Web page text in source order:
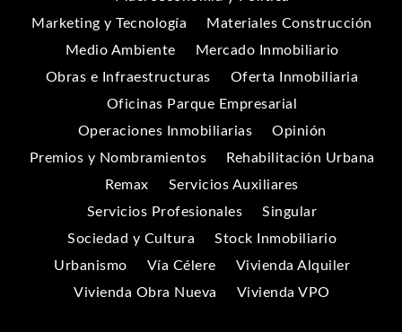
Marketing y Tecnología
Materiales Construcción
Medio Ambiente
Mercado Inmobiliario
Obras e Infraestructuras
Oferta Inmobiliaria
Oficinas Parque Empresarial
Operaciones Inmobiliarias
Opinión
Premios y Nombramientos
Rehabilitación Urbana
Remax
Servicios Auxiliares
Servicios Profesionales
Singular
Sociedad y Cultura
Stock Inmobiliario
Urbanismo
Vía Célere
Vivienda Alquiler
Vivienda Obra Nueva
Vivienda VPO